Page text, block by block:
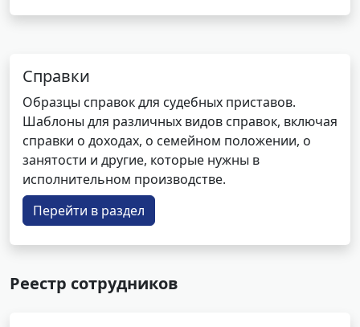
Справки
Образцы справок для судебных приставов.
Шаблоны для различных видов справок, включая
справки о доходах, о семейном положении, о
занятости и другие, которые нужны в
исполнительном производстве.
Перейти в раздел
Реестр сотрудников